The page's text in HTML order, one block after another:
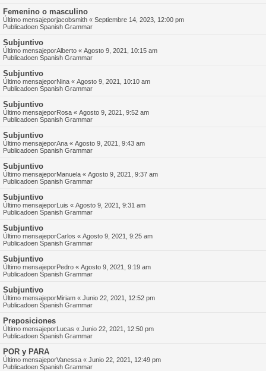
Femenino o masculino
Último mensajeporjacobsmith « Septiembre 14, 2023, 12:00 pm
Publicadoen Spanish Grammar
Subjuntivo
Último mensajeporAlberto « Agosto 9, 2021, 10:15 am
Publicadoen Spanish Grammar
Subjuntivo
Último mensajeporNina « Agosto 9, 2021, 10:10 am
Publicadoen Spanish Grammar
Subjuntivo
Último mensajeporRosa « Agosto 9, 2021, 9:52 am
Publicadoen Spanish Grammar
Subjuntivo
Último mensajeporAna « Agosto 9, 2021, 9:43 am
Publicadoen Spanish Grammar
Subjuntivo
Último mensajeporManuela « Agosto 9, 2021, 9:37 am
Publicadoen Spanish Grammar
Subjuntivo
Último mensajeporLuis « Agosto 9, 2021, 9:31 am
Publicadoen Spanish Grammar
Subjuntivo
Último mensajeporCarlos « Agosto 9, 2021, 9:25 am
Publicadoen Spanish Grammar
Subjuntivo
Último mensajeporPedro « Agosto 9, 2021, 9:19 am
Publicadoen Spanish Grammar
Subjuntivo
Último mensajeporMiriam « Junio 22, 2021, 12:52 pm
Publicadoen Spanish Grammar
Preposiciones
Último mensajeporLucas « Junio 22, 2021, 12:50 pm
Publicadoen Spanish Grammar
POR y PARA
Último mensajeporVanessa « Junio 22, 2021, 12:49 pm
Publicadoen Spanish Grammar